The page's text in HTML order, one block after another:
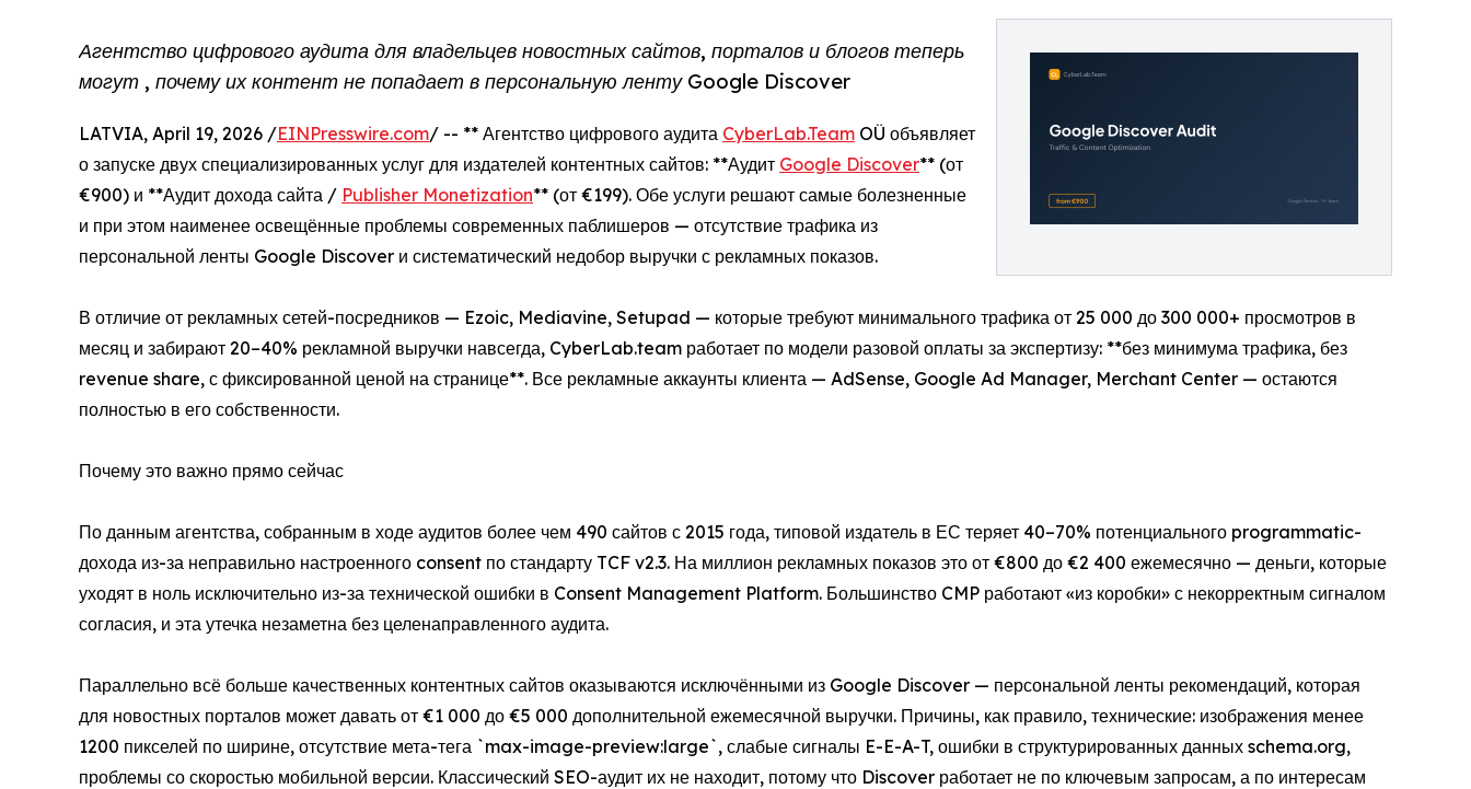
Агентство цифрового аудита для владельцев новостных сайтов, порталов и блогов теперь
могут , почему их контент не попадает в персональную ленту Google Discover
LATVIA, April 19, 2026 /EINPresswire.com/ -- ** Агентство цифрового аудита CyberLab.Team OÜ объявляет
о запуске двух специализированных услуг для издателей контентных сайтов: **Аудит Google Discover** (от
€900) и **Аудит дохода сайта / Publisher Monetization** (от €199). Обе услуги решают самые болезненные
и при этом наименее освещённые проблемы современных паблишеров — отсутствие трафика из
персональной ленты Google Discover и систематический недобор выручки с рекламных показов.
В отличие от рекламных сетей-посредников — Ezoic, Mediavine, Setupad — которые требуют минимального трафика от 25 000 до 300 000+ просмотров в
месяц и забирают 20–40% рекламной выручки навсегда, CyberLab.team работает по модели разовой оплаты за экспертизу: **без минимума трафика, без
revenue share, с фиксированной ценой на странице**. Все рекламные аккаунты клиента — AdSense, Google Ad Manager, Merchant Center — остаются
полностью в его собственности.
Почему это важно прямо сейчас
По данным агентства, собранным в ходе аудитов более чем 490 сайтов с 2015 года, типовой издатель в ЕС теряет 40–70% потенциального programmatic-
дохода из-за неправильно настроенного consent по стандарту TCF v2.3. На миллион рекламных показов это от €800 до €2 400 ежемесячно — деньги, которые
уходят в ноль исключительно из-за технической ошибки в Consent Management Platform. Большинство CMP работают «из коробки» с некорректным сигналом
согласия, и эта утечка незаметна без целенаправленного аудита.
Параллельно всё больше качественных контентных сайтов оказываются исключёнными из Google Discover — персональной ленты рекомендаций, которая
для новостных порталов может давать от €1 000 до €5 000 дополнительной ежемесячной выручки. Причины, как правило, технические: изображения менее
1200 пикселей по ширине, отсутствие мета-тега `max-image-preview:large`, слабые сигналы E-E-A-T, ошибки в структурированных данных schema.org,
проблемы со скоростью мобильной версии. Классический SEO-аудит их не находит, потому что Discover работает не по ключевым запросам, а по интересам